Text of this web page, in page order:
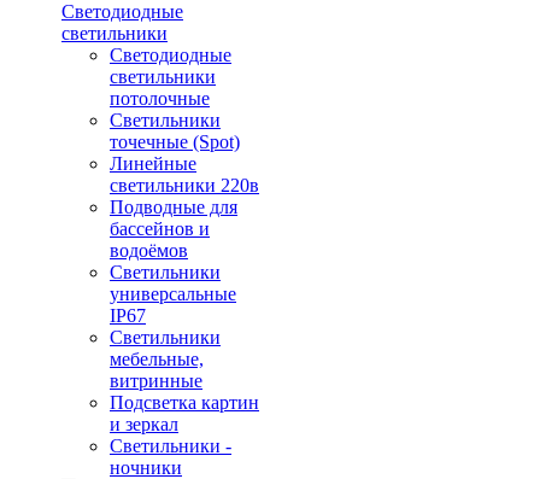
Светодиодные
светильники
Светодиодные
светильники
потолочные
Светильники
точечные (Spot)
Линейные
светильники 220в
Подводные для
бассейнов и
водоёмов
Светильники
универсальные
IP67
Светильники
мебельные,
витринные
Подсветка картин
и зеркал
Светильники -
ночники